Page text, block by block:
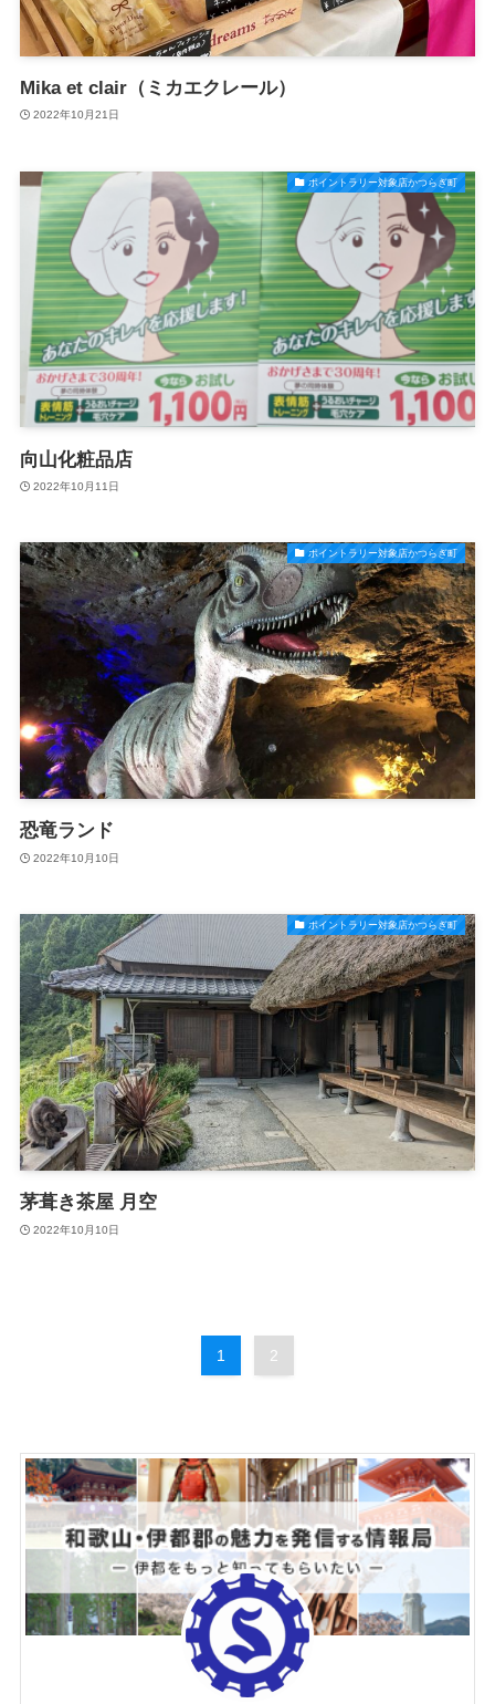
Mika et clair（ミカエクレール）
2022年10月21日
ポイントラリー対象店かつらぎ町
向山化粧品店
2022年10月11日
ポイントラリー対象店かつらぎ町
恐竜ランド
2022年10月10日
ポイントラリー対象店かつらぎ町
茅葺き茶屋 月空
2022年10月10日
1 2